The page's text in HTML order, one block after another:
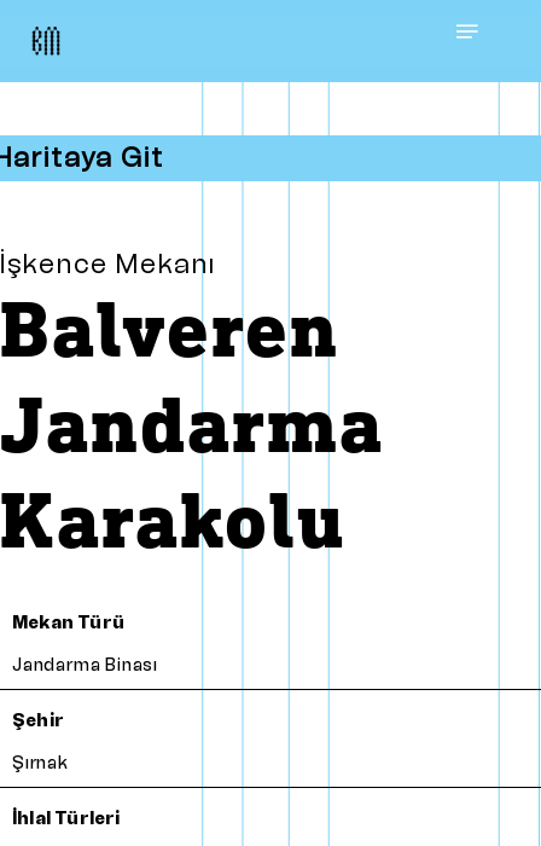
Skip
content
Menu
Git
İşkence Mekanı
Balveren
Jandarma
Karakolu
Mekan Türü
Jandarma Binası
Şehir
Şırnak
İhlal Türleri